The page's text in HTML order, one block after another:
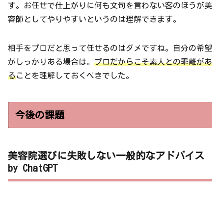
す。お任せで仕上がりに何も文句を言わない客のほうが美
容師としてやりやすいというのは理解できます。
相手をプロだと思って任せるのはダメですね。自分の希望
がしっかりある場合は。 プロだからこそ素人との乖離があ
ることを理解しておくべきでした。
今後の課題
美容院選びに失敗しない一般的なアドバイス
by ChatGPT